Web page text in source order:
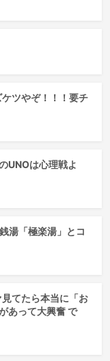
ケツやぞ！！！要チ
UNOは心理戦よ
湯「極楽湯」とコ
見てたら本当に「お
あって大興奮 で